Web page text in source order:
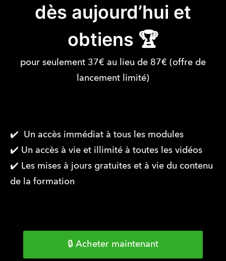
dès aujourd’hui et
obtiens 🏆
pour seulement 37€ au lieu de 87€ (offre de
lancement limité)
✔️ Un accès immédiat à tous les modules
✔️ Un accès à vie et illimité à toutes les vidéos
✔️ Les mises à jours gratuites et à vie du contenu
de la formation
🔒 Acheter maintenant